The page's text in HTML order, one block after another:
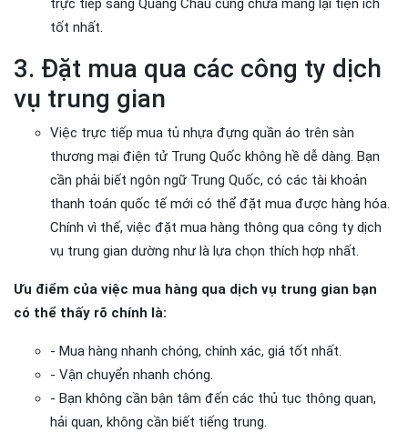
trực tiếp sang Quảng Châu cũng chưa mang lại tiện ích
tốt nhất.
3. Đặt mua qua các công ty dịch
vụ trung gian
Việc trực tiếp mua tủ nhựa đựng quần áo trên sàn
thương mại điện tử Trung Quốc không hề dễ dàng. Bạn
cần phải biết ngôn ngữ Trung Quốc, có các tài khoản
thanh toán quốc tế mới có thể đặt mua được hàng hóa.
Chính vì thế, việc đặt mua hàng thông qua công ty dịch
vụ trung gian dường như là lựa chọn thích hợp nhất.
Ưu điểm của việc mua hàng qua dịch vụ trung gian bạn
có thể thấy rõ chính là:
- Mua hàng nhanh chóng, chính xác, giá tốt nhất.
- Vận chuyển nhanh chóng.
- Bạn không cần bận tâm đến các thủ tục thông quan,
hải quan, không cần biết tiếng trung.